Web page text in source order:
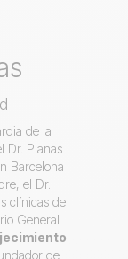
de la
Dr. Planas
Barcelona
el Dr.
clínicas de
General
de